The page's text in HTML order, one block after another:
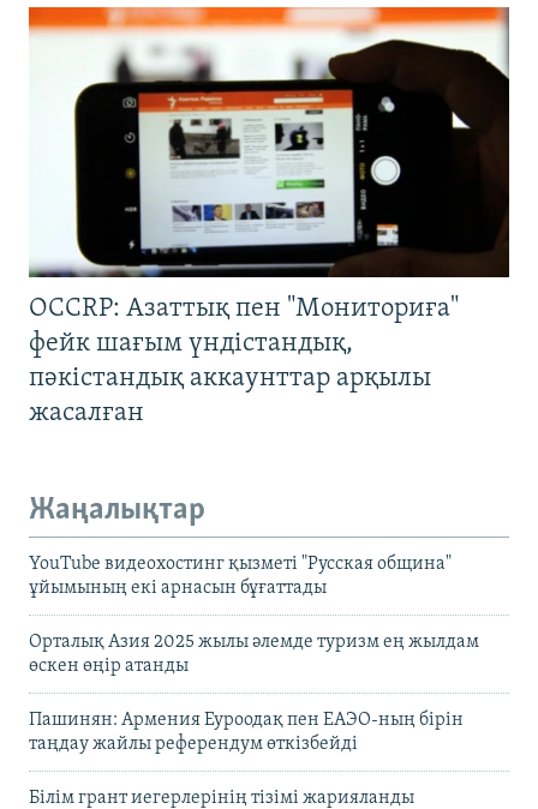
OCCRP: Азаттық пен "Мониториға"
фейк шағым үндістандық,
пәкістандық аккаунттар арқылы
жасалған
Жаңалықтар
YouTube видеохостинг қызметі "Русская община"
ұйымының екі арнасын бұғаттады
Орталық Азия 2025 жылы әлемде туризм ең жылдам
өскен өңір атанды
Пашинян: Армения Еуроодақ пен ЕАЭО-ның бірін
таңдау жайлы референдум өткізбейді
Білім грант иегерлерінің тізімі жарияланды